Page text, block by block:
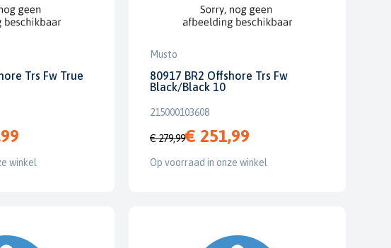
Trs Fw True
winkel
Musto
80917 BR2 Offshore Trs Fw
Black/Black 10
215000103608
€ 279,99€ 251,99
Op voorraad in onze winkel